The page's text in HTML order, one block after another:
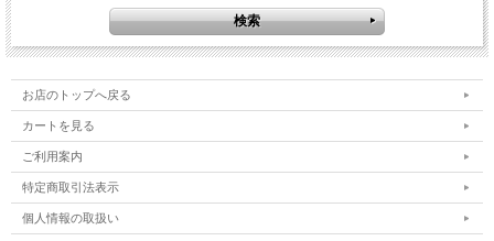
お店のトップへ戻る
カートを見る
ご利用案内
特定商取引法表示
個人情報の取扱い